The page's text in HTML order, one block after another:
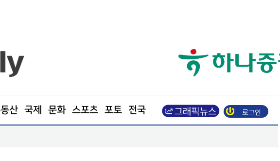
산 국제 문화 스포츠 포토 전국 로그인